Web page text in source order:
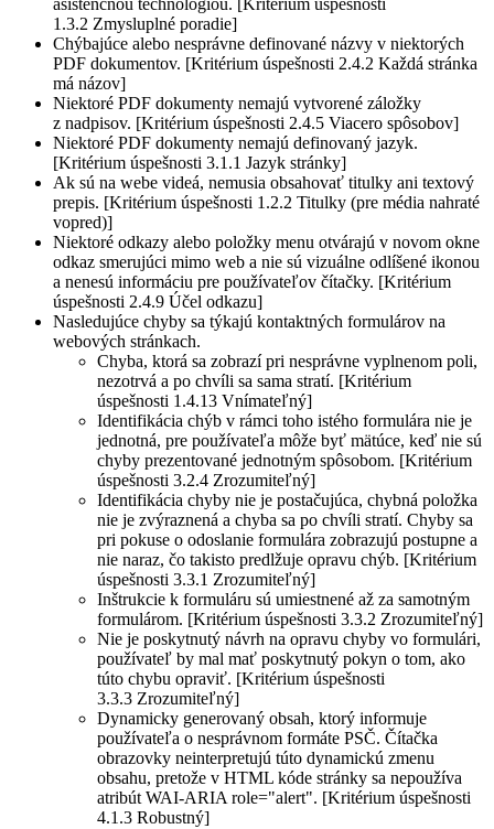
asistenčnou technológiou. [Kritérium úspešnosti
1.3.2 Zmysluplné poradie]
Chýbajúce alebo nesprávne definované názvy v niektorých
PDF dokumentov. [Kritérium úspešnosti 2.4.2 Každá stránka
má názov]
Niektoré PDF dokumenty nemajú vytvorené záložky
z nadpisov. [Kritérium úspešnosti 2.4.5 Viacero spôsobov]
Niektoré PDF dokumenty nemajú definovaný jazyk.
[Kritérium úspešnosti 3.1.1 Jazyk stránky]
Ak sú na webe videá, nemusia obsahovať titulky ani textový
prepis. [Kritérium úspešnosti 1.2.2 Titulky (pre média nahraté
vopred)]
Niektoré odkazy alebo položky menu otvárajú v novom okne
odkaz smerujúci mimo web a nie sú vizuálne odlíšené ikonou
a nenesú informáciu pre používateľov čítačky. [Kritérium
úspešnosti 2.4.9 Účel odkazu]
Nasledujúce chyby sa týkajú kontaktných formulárov na
webových stránkach.
Chyba, ktorá sa zobrazí pri nesprávne vyplnenom poli,
nezotrvá a po chvíli sa sama stratí. [Kritérium
úspešnosti 1.4.13 Vnímateľný]
Identifikácia chýb v rámci toho istého formulára nie je
jednotná, pre používateľa môže byť mätúce, keď nie sú
chyby prezentované jednotným spôsobom. [Kritérium
úspešnosti 3.2.4 Zrozumiteľný]
Identifikácia chyby nie je postačujúca, chybná položka
nie je zvýraznená a chyba sa po chvíli stratí. Chyby sa
pri pokuse o odoslanie formulára zobrazujú postupne a
nie naraz, čo takisto predlžuje opravu chýb. [Kritérium
úspešnosti 3.3.1 Zrozumiteľný]
Inštrukcie k formuláru sú umiestnené až za samotným
formulárom. [Kritérium úspešnosti 3.3.2 Zrozumiteľný]
Nie je poskytnutý návrh na opravu chyby vo formulári,
používateľ by mal mať poskytnutý pokyn o tom, ako
túto chybu opraviť. [Kritérium úspešnosti
3.3.3 Zrozumiteľný]
Dynamicky generovaný obsah, ktorý informuje
používateľa o nesprávnom formáte PSČ. Čítačka
obrazovky neinterpretujú túto dynamickú zmenu
obsahu, pretože v HTML kóde stránky sa nepoužíva
atribút WAI-ARIA role="alert". [Kritérium úspešnosti
4.1.3 Robustný]